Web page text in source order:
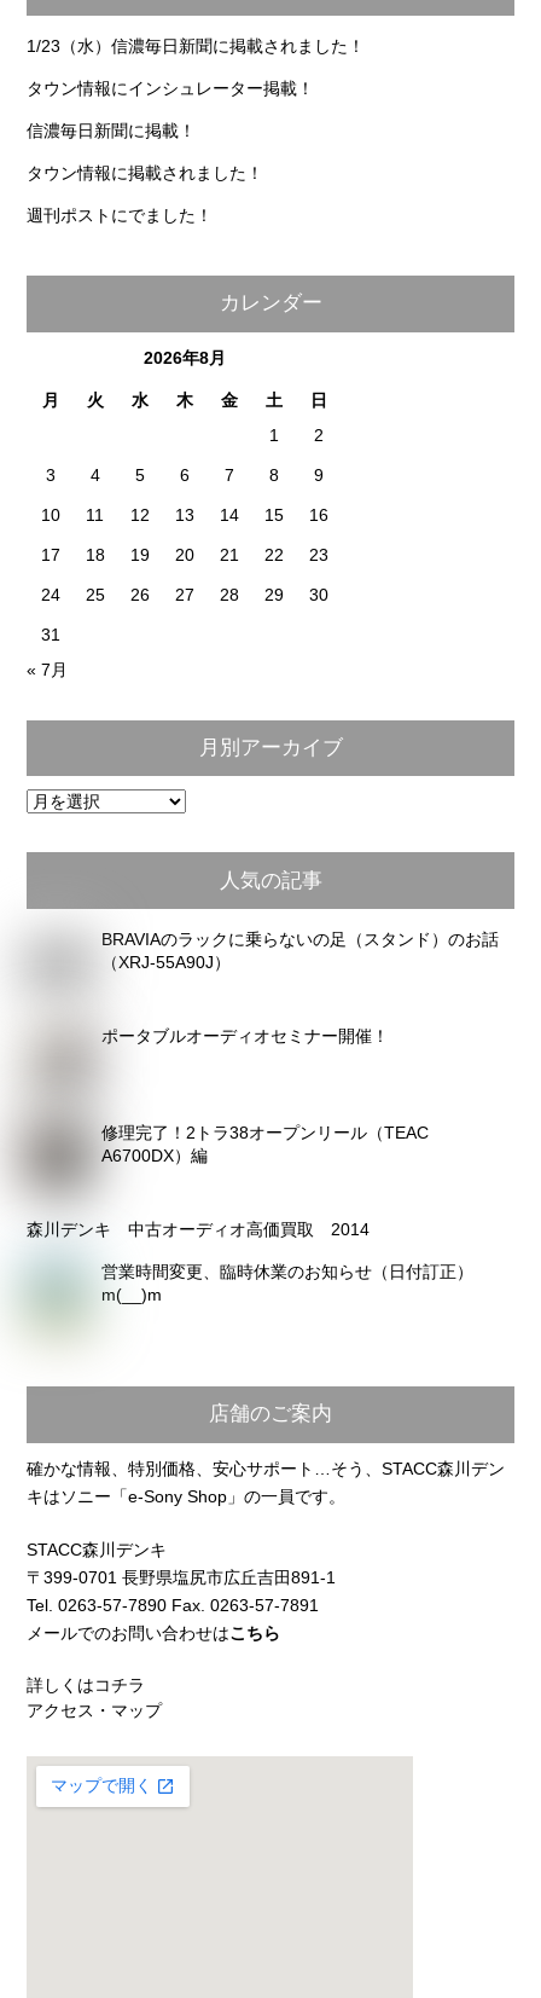
1/23（水）信濃毎日新聞に掲載されました！
タウン情報にインシュレーター掲載！
信濃毎日新聞に掲載！
タウン情報に掲載されました！
週刊ポストにでました！
カレンダー
2026年8月
月 火 水 木 金 土
日
1
2
3 4 5 6 7 8 9
10 11 12 13 14 15 16
17 18 19 20 21 22 23
24 25 26 27 28 29 30
31
« 7月
月別アーカイブ
月
ア
カ
人気の記事
BRAVIAのラックに乗らないの足（スタンド）のお話
（XRJ-55A90J）
ポータブルオーディオセミナー開催！
修理完了！2トラ38オープンリール（TEAC
A6700DX）編
森川デンキ 中古オーディオ高価買取 2014
営業時間変更、臨時休業のお知らせ（日付訂正）
m(__)m
店舗のご案内
確かな情報、特別価格、安心サポート…そう、STACC森川デン
キはソニー「e-Sony Shop」の一員です。
STACC森川デンキ
〒399-0701 長野県塩尻市広丘吉田891-1
Tel. 0263-57-7890 Fax. 0263-57-7891
メールでのお問い合わせはこちら
詳しくはコチラ
アクセス・マップ